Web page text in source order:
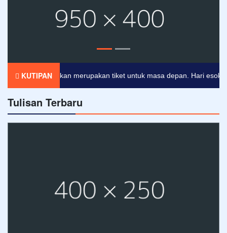
KUTIPAN
Pendidikan merupakan tiket untuk masa depan. Hari esok
Tulisan Terbaru